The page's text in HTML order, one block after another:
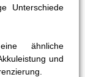
Unterschiede
ähnliche
und